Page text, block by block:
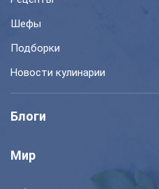
Шефы
Подборки
Новости кулинарии
Блоги
Мир